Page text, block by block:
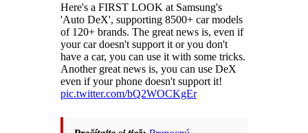
Here's a FIRST LOOK at Samsung's
'Auto DeX', supporting 8500+ car models
of 120+ brands. The great news is, even if
your car doesn't support it or you don't
have a car, you can use it with some tricks.
Another great news is, you can use DeX
even if your phone doesn't support it!
pic.twitter.com/bQ2WOCKgEr